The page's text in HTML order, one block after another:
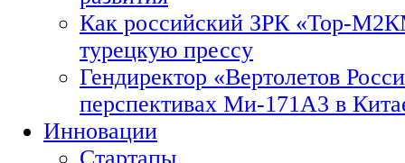
Как российский ЗРК «Тор-
турецкую прессу
Гендиректор «Вертолетов
перспективах Ми-171А3 в
Инновации